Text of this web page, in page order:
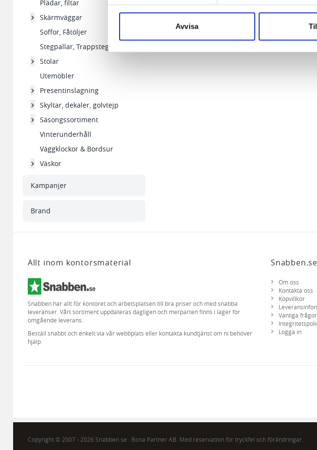
Avvisa
Plädar, filtar
Skärmväggar
Soffor, Fåtöljer
Stegpallar, Trappstegar
Stolar
Utemöbler
Presentinslagning
Skyltar, dekaler, golvtejp
Säsongssortiment
Vinterunderhåll
Väggklockor & Bordsur
Väskor
Kampanjer
Brand
Allt inom kontorsmaterial
Snabben har allt för kontoret och arbetsplatsen till bra priser och med snabba
leveranser. Vårt sortiment uppdateras dagligen och merparten finns i lager för
omgående leverans.
Beställ snabbt och enkelt via vår webbplats eller kontakta kundtjänst om ni behöver
hjälp.
Snabben.se
Om oss
Kontakta oss
Köpvillkor
Vanliga frågor
Logga in
Copyright © 2007 - 2026 Snabben.se · Bona Partner AB. Med reservation för tryckfel och förändringar.